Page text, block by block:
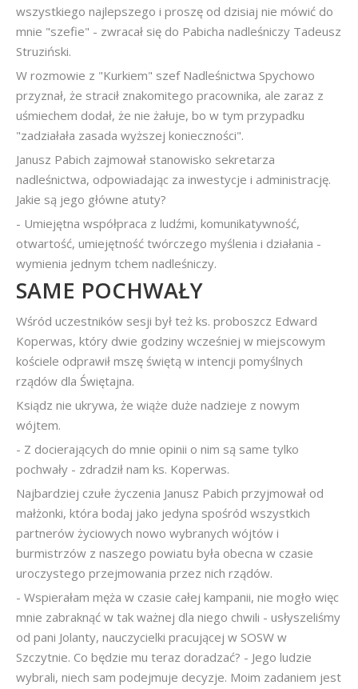
wszystkiego najlepszego i proszę od dzisiaj nie mówić do
mnie "szefie" - zwracał się do Pabicha nadleśniczy Tadeusz
Struziński.
W rozmowie z "Kurkiem" szef Nadleśnictwa Spychowo
przyznał, że stracił znakomitego pracownika, ale zaraz z
uśmiechem dodał, że nie żałuje, bo w tym przypadku
"zadziałała zasada wyższej konieczności".
Janusz Pabich zajmował stanowisko sekretarza
nadleśnictwa, odpowiadając za inwestycje i administrację.
Jakie są jego główne atuty?
- Umiejętna współpraca z ludźmi, komunikatywność,
otwartość, umiejętność twórczego myślenia i działania -
wymienia jednym tchem nadleśniczy.
SAME POCHWAŁY
Wśród uczestników sesji był też ks. proboszcz Edward
Koperwas, który dwie godziny wcześniej w miejscowym
kościele odprawił mszę świętą w intencji pomyślnych
rządów dla Świętajna.
Ksiądz nie ukrywa, że wiąże duże nadzieje z nowym
wójtem.
- Z docierających do mnie opinii o nim są same tylko
pochwały - zdradził nam ks. Koperwas.
Najbardziej czułe życzenia Janusz Pabich przyjmował od
małżonki, która bodaj jako jedyna spośród wszystkich
partnerów życiowych nowo wybranych wójtów i
burmistrzów z naszego powiatu była obecna w czasie
uroczystego przejmowania przez nich rządów.
- Wspierałam męża w czasie całej kampanii, nie mogło więc
mnie zabraknąć w tak ważnej dla niego chwili - usłyszeliśmy
od pani Jolanty, nauczycielki pracującej w SOSW w
Szczytnie. Co będzie mu teraz doradzać? - Jego ludzie
wybrali, niech sam podejmuje decyzje. Moim zadaniem jest